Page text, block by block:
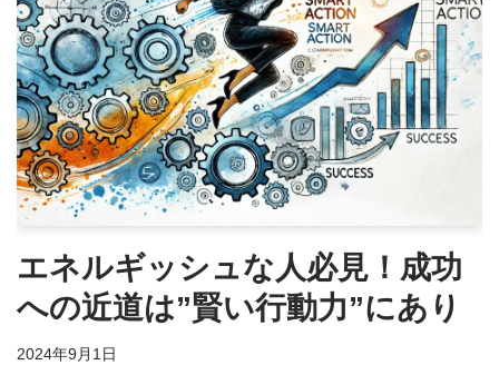
エネルギッシュな人必見！成功
への近道は”賢い行動力”にあり
2024年9月1日